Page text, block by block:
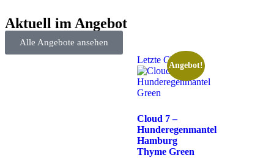
Aktuell im Angebot
Alle Angebote ansehen
Letzte Chance
Angebot!
Cloud 7 –
Hunderegenmantel
Hamburg
Thyme Green